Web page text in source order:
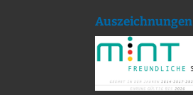
Auszeichnungen